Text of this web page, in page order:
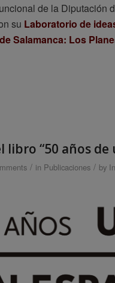
de la Diputación
su Laboratorio de
Salamanca: Los
libro “50 años
/ in Publicaciones / by